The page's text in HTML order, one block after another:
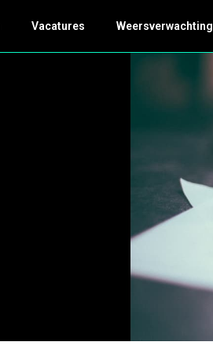
Vacatures Weersverwachting